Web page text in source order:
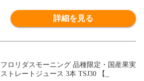
詳細を見る
フロリダスモーニング 品種限定・国産果実
ストレートジュース 3本 TSJ30 【_